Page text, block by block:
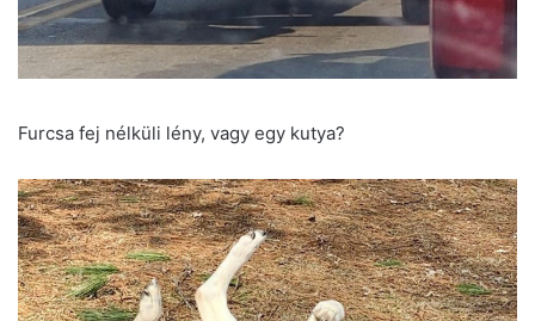
Furcsa fej nélküli lény, vagy egy kutya?